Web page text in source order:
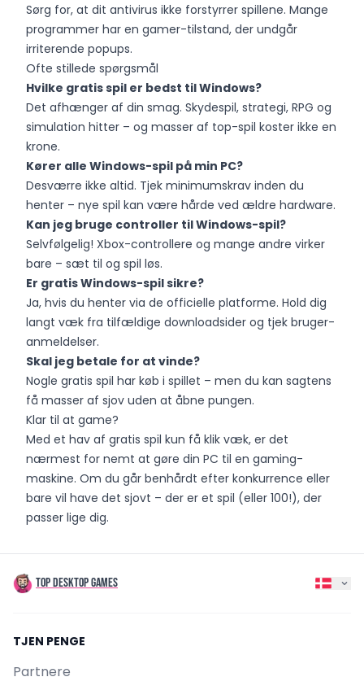
Sørg for, at dit antivirus ikke forstyrrer spillene. Mange
programmer har en gamer-tilstand, der undgår
irriterende popups.
Ofte stillede spørgsmål
Hvilke gratis spil er bedst til Windows?
Det afhænger af din smag. Skydespil, strategi, RPG og
simulation hitter – og masser af top-spil koster ikke en
krone.
Kører alle Windows-spil på min PC?
Desværre ikke altid. Tjek minimumskrav inden du
henter – nye spil kan være hårde ved ældre hardware.
Kan jeg bruge controller til Windows-spil?
Selvfølgelig! Xbox-controllere og mange andre virker
bare – sæt til og spil løs.
Er gratis Windows-spil sikre?
Ja, hvis du henter via de officielle platforme. Hold dig
langt væk fra tilfældige downloadsider og tjek bruger-
anmeldelser.
Skal jeg betale for at vinde?
Nogle gratis spil har køb i spillet – men du kan sagtens
få masser af sjov uden at åbne pungen.
Klar til at game?
Med et hav af gratis spil kun få klik væk, er det
nærmest for nemt at gøre din PC til en gaming-
maskine. Om du går benhårdt efter konkurrence eller
bare vil have det sjovt – der er et spil (eller 100!), der
passer lige dig.
TOP DESKTOP GAMES
TJEN PENGE
Partnere